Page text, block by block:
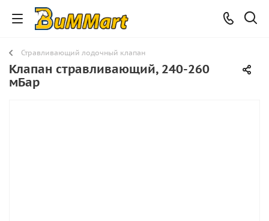
Стравливающий лодочный клапан
Клапан стравливающий, 240-260
мБар